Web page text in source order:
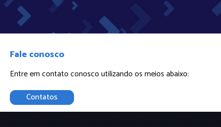
Fale conosco
Entre em contato conosco utilizando os meios abaixo:
Contatos